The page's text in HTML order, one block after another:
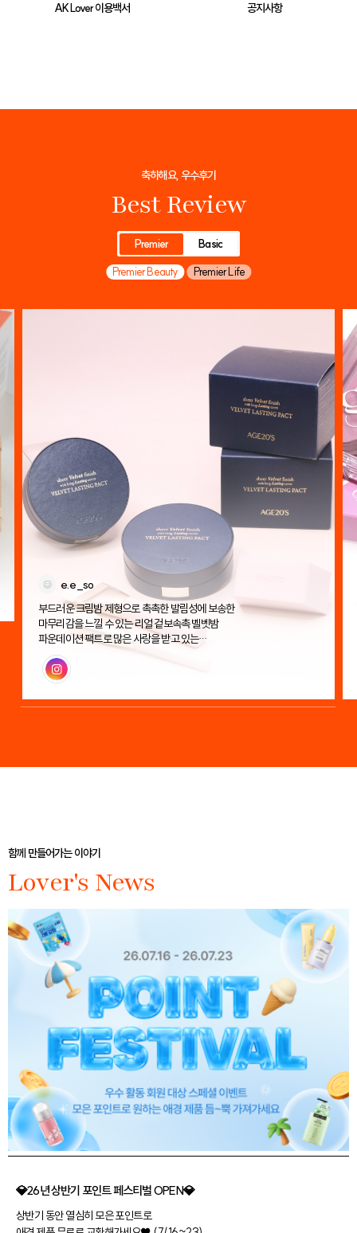
AK Lover 이용백서 공지사항
축하해요, 우수후기
Best Review
Premier
Basic
Premier Beauty
Premier Life
e.e_so
부드러운 크림밤 제형으로 촉촉한 발림성에 보송한
마무리감을 느낄 수 있는 리얼 겉보속촉 벨벳밤
파운데이션 팩트로 많은 사랑을 받고 있는
에이지투웨니스 벨벳 래스팅 팩트!
인스타그램
함께 만들어가는 이야기
Lover's News
💎26년 상반기 포인트 페스티벌 OPEN💎
상반기 동안 열심히 모은 포인트로